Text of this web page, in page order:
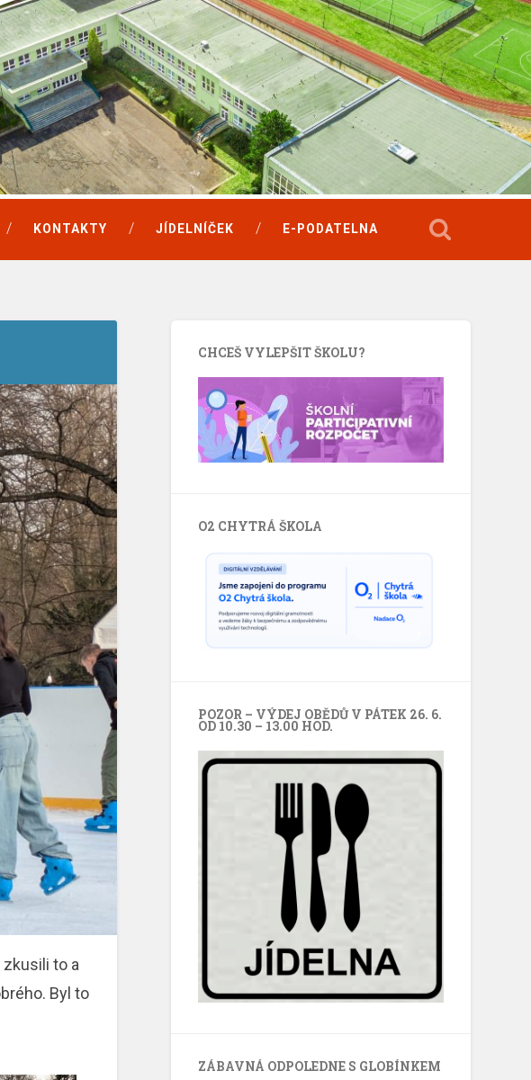
KONTAKTY JÍDELNÍČEK E-PODATELNA
to a
Byl to
CHCEŠ VYLEPŠIT ŠKOLU?
O2 CHYTRÁ ŠKOLA
POZOR – VÝDEJ OBĚDŮ V PÁTEK 26. 6.
OD 10.30 – 13.00 HOD.
ZÁBAVNÁ ODPOLEDNE S GLOBÍNKEM